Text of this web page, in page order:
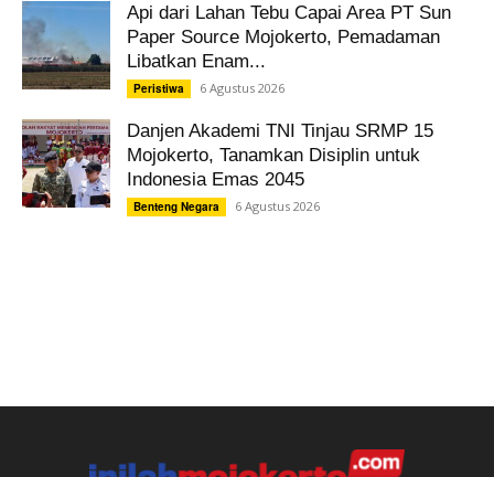
Api dari Lahan Tebu Capai Area PT Sun
Paper Source Mojokerto, Pemadaman
Libatkan Enam...
Peristiwa 6 Agustus 2026
Danjen Akademi TNI Tinjau SRMP 15
Mojokerto, Tanamkan Disiplin untuk
Indonesia Emas 2045
Benteng Negara 6 Agustus 2026